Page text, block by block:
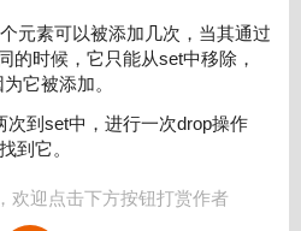
元素可以被添加几次，当其通过
的时候，它只能从set中移除，
它被添加。
次到set中，进行一次drop操作
到它。
欢迎点击下方按钮打赏作者